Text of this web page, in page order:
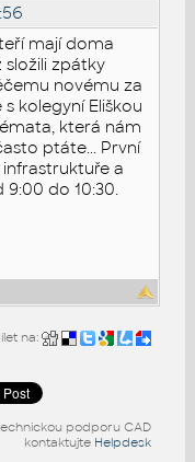
mají doma
složili zpátky
novému za
kolegyní Eliškou
která nám
ptáte... První
a
9:00 do 10:30.
na:
podporu CAD
kontaktujte Helpdesk